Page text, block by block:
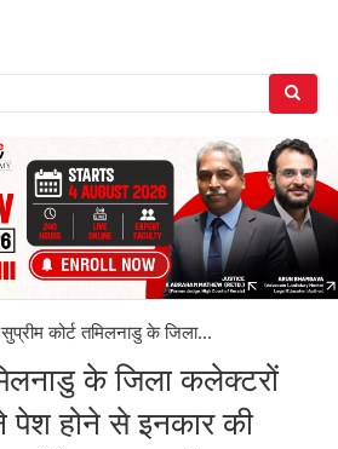
सुप्रीम कोर्ट तमिलनाडु के जिला...
के जिला कलेक्टरों
होने से इनकार की